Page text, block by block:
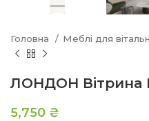
Головна Меблі для
ЛОНДОН Вітрина
5,750 ₴